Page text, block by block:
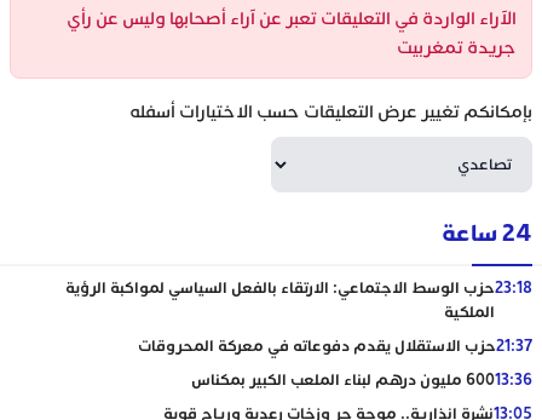
الآراء الواردة في التعليقات تعبر عن آراء أصحابها وليس عن رأي
جريدة تمغربيت
بإمكانكم تغيير عرض التعليقات حسب الاختيارات أسفله
24 ساعة
23:18حزب الوسط الاجتماعي: الارتقاء بالفعل السياسي لمواكبة الرؤية
الملكية
21:37حزب الاستقلال يقدم دفوعاته في معركة المحروقات
13:36600 مليون درهم لبناء الملعب الكبير بمكناس
13:05نشرة إنذارية.. موجة حر وزخات رعدية ورياح قوية